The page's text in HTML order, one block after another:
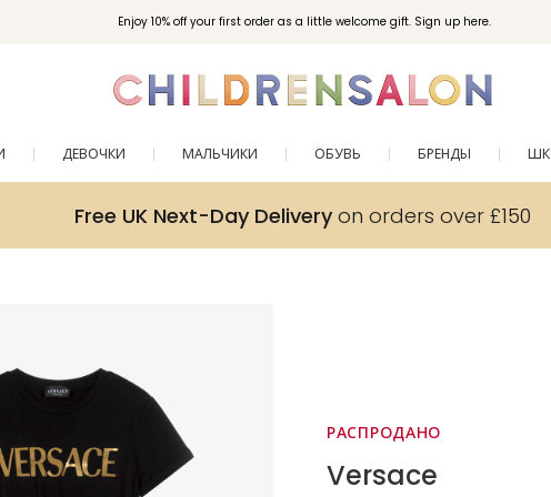
Enjoy 10% off your first order as a little welcome gift. Sign up here.
ДЕВОЧКИ МАЛЬЧИКИ ОБУВЬ БРЕНДЫ
Free UK Next-Day Deliveryon orders over £150
РАСПРОДАНО
Versace